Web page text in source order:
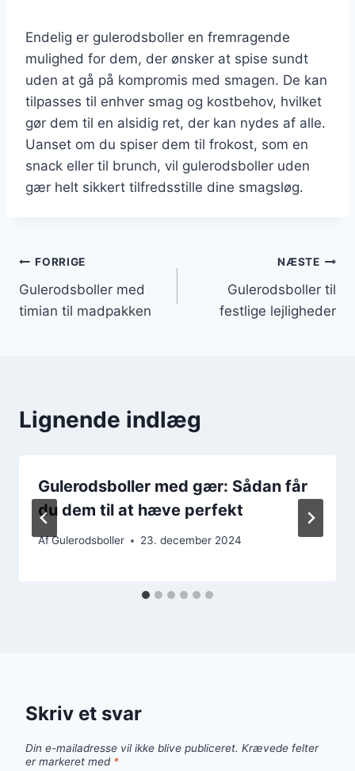
Endelig er gulerodsboller en fremragende
mulighed for dem, der ønsker at spise sundt
uden at gå på kompromis med smagen. De kan
tilpasses til enhver smag og kostbehov, hvilket
gør dem til en alsidig ret, der kan nydes af alle.
Uanset om du spiser dem til frokost, som en
snack eller til brunch, vil gulerodsboller uden
gær helt sikkert tilfredsstille dine smagsløg.
Indlægsnavigation
FORRIGE
Gulerodsboller med
timian til madpakken
NÆSTE
Gulerodsboller til
festlige lejligheder
Lignende indlæg
Gulerodsboller med gær: Sådan får
du dem til at hæve perfekt
AfGulerodsboller 23. december 2024
Skriv et svar
Din e-mailadresse vil ikke blive publiceret. Krævede felter
er markeret med *